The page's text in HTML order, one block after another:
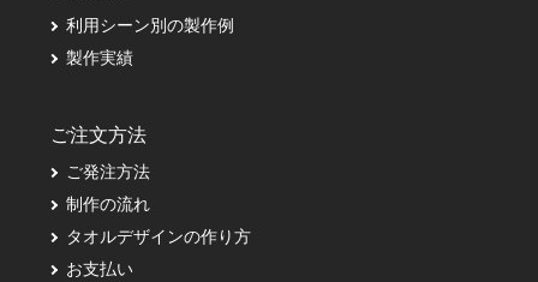
利用シーン別の製作例
製作実績
ご注文方法
ご発注方法
制作の流れ
タオルデザインの作り方
お支払い